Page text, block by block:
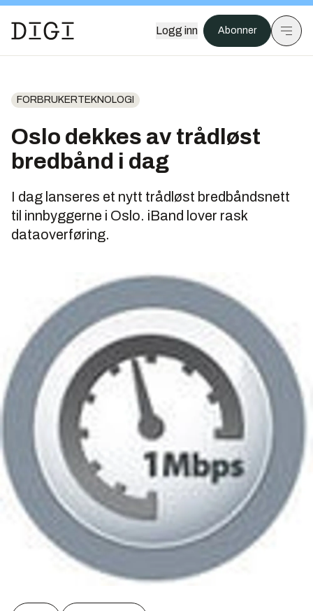
Logg inn Abonner
FORBRUKERTEKNOLOGI
Oslo dekkes av trådløst
bredbånd i dag
I dag lanseres et nytt trådløst bredbåndsnett
til innbyggerne i Oslo. iBand lover rask
dataoverføring.